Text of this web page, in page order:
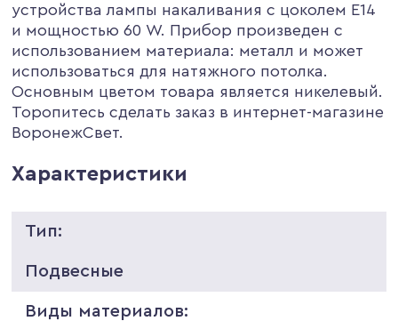
устройства лампы накаливания с цоколем E14
и мощностью 60 W. Прибор произведен с
использованием материала: металл и может
использоваться для натяжного потолка.
Основным цветом товара является никелевый.
Торопитесь сделать заказ в интернет-магазине
ВоронежСвет.
Характеристики
Тип:
Подвесные
Виды материалов: